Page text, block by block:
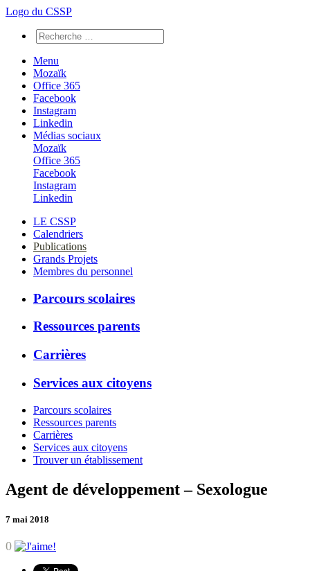
Logo du CSSP
Menu
Mozaïk
Office 365
Facebook
Instagram
Linkedin
Médias sociaux
Mozaïk
Office 365
Facebook
Instagram
Linkedin
LE CSSP
Calendriers
Publications
Grands Projets
Membres du personnel
Parcours scolaires
Ressources parents
Carrières
Services aux citoyens
Parcours scolaires
Ressources parents
Carrières
Services aux citoyens
Trouver un établissement
Agent de développement – Sexologue
7 mai 2018
0